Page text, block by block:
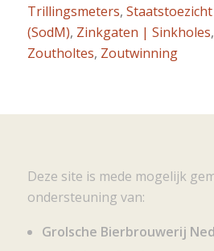
Trillingsmeters,
(SodM), Zinkgaten | Sinkholes,
Zoutholtes, Zoutwinning
Deze site is mede mogelijk
ondersteuning van:
Grolsche Bierbrouwerij